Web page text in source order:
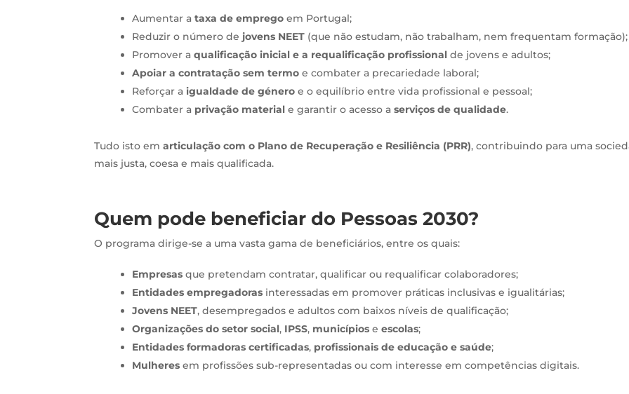
Aumentar ataxa de emprego em Portugal;
Reduzir o número de jovens NEET (que não estudam, não trabalham, nem frequentam formação);
Promover aqualificação inicial e a requalificação profissional de jovens e adultos;
Apoiar a contratação sem termo e combater a precariedade laboral;
Reforçar aigualdade de género e o equilíbrio entre vida profissional e pessoal;
Combater a privação material e garantir o acesso aserviços de qualidade.
Tudo isto emarticulação com o Plano de Recuperação e Resiliência (PRR), contribuindo para uma
mais justa, coesa e mais qualificada.
Quem pode beneficiar do Pessoas 2030?
O programa dirige-se a uma vasta gama de beneficiários, entre os quais:
Empresas que pretendam contratar, qualificar ou requalificar colaboradores;
Entidades empregadoras interessadas em promover práticas inclusivas e igualitárias;
Jovens NEET, desempregados e adultos com baixos níveis de qualificação;
Organizações do setor social, IPSS, municípios eescolas;
Entidades formadoras certificadas, profissionais de educação e saúde;
Mulheres em profissões sub-representadas ou com interesse em competências digitais.